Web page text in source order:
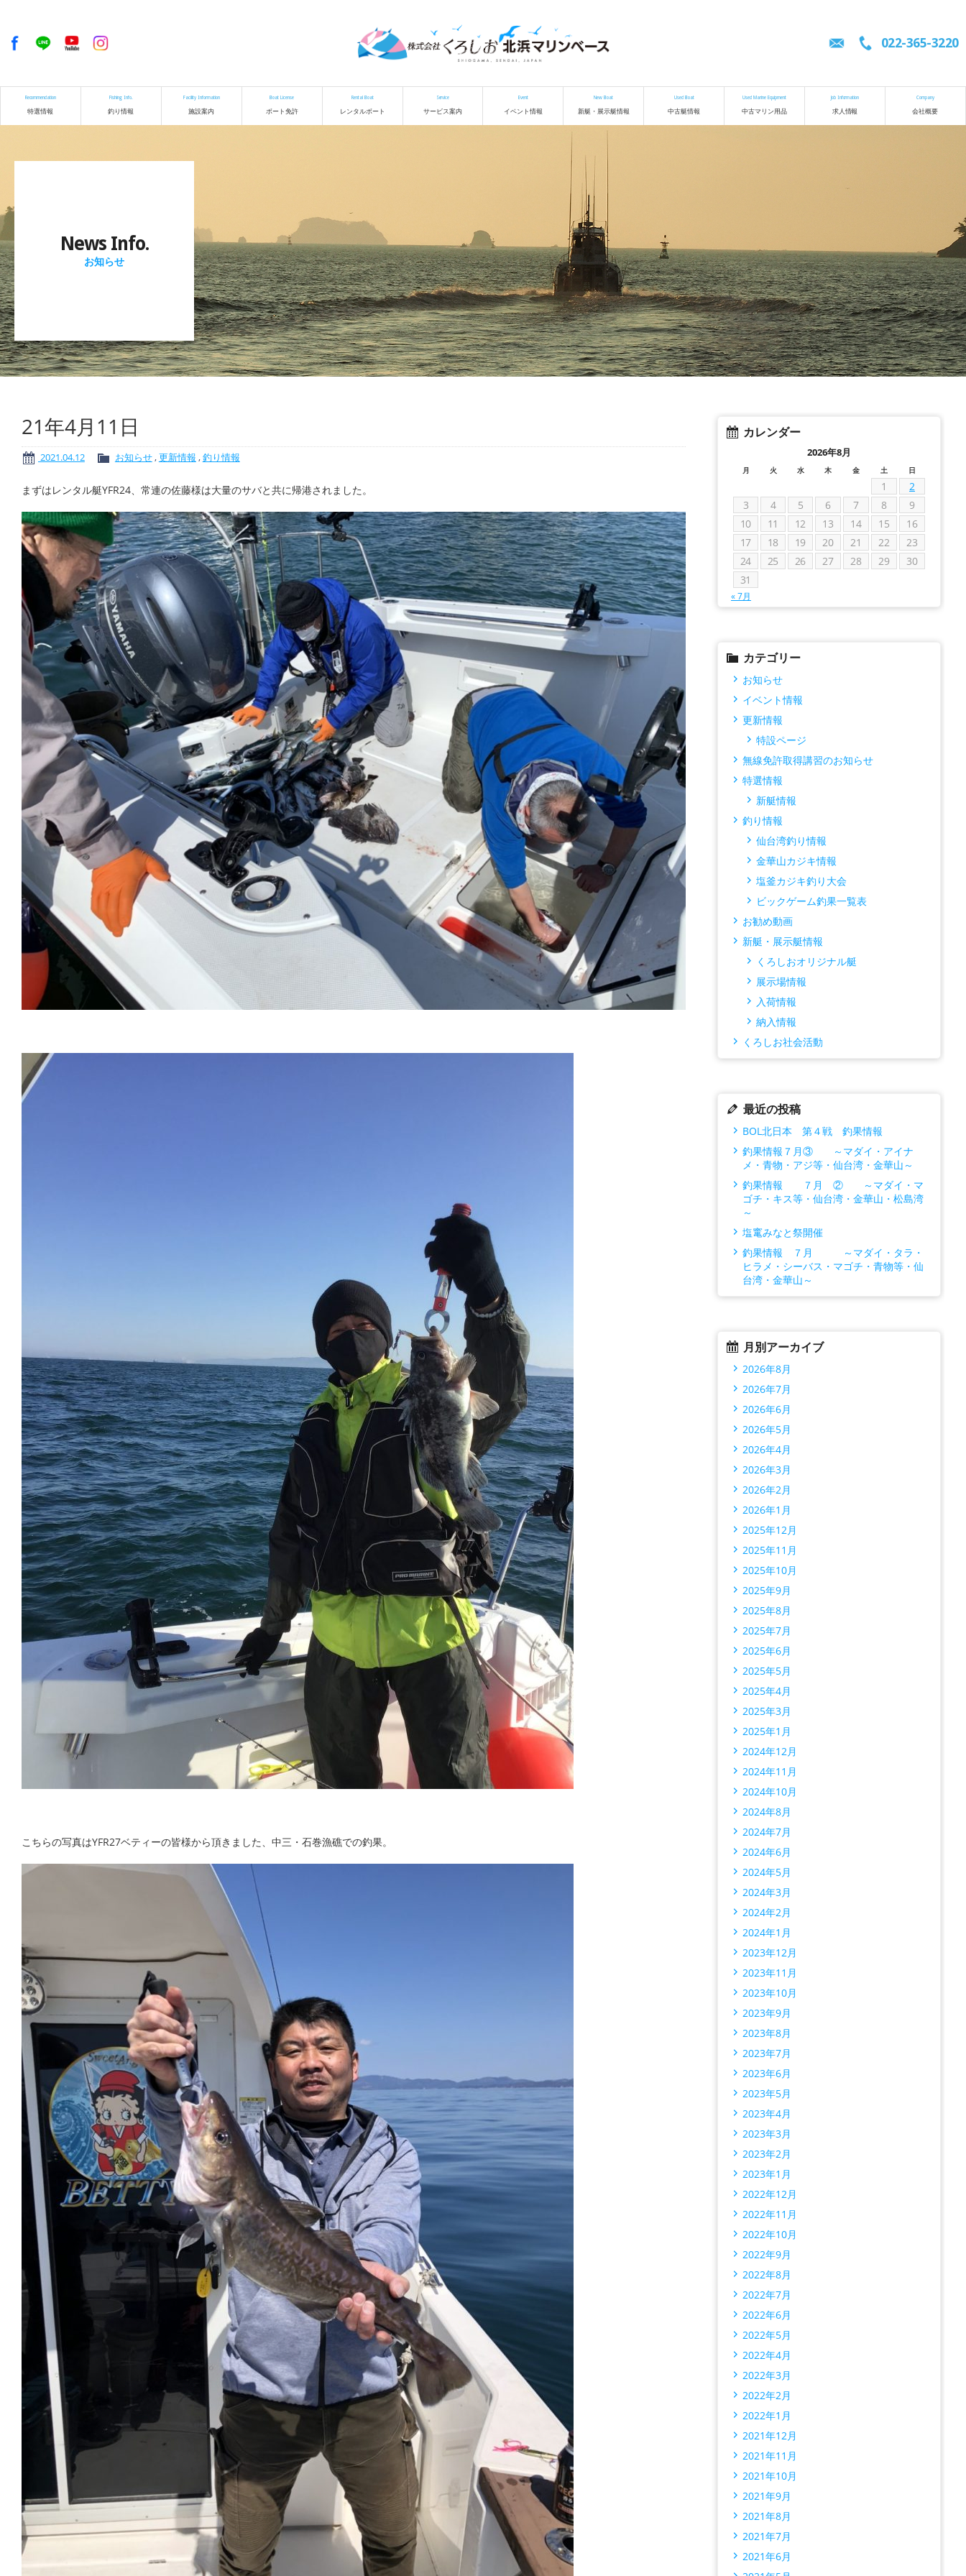
022-365-3220
Recommendation
特選情報
Fishing Info.
釣り情報
Facility Information
施設案内
Boat License
ボート免許
Rental Boat
レンタルボート
Service
サービス案内
Event
イベント情報
New Boat
新艇・展示艇情報
Used Boat
中古艇情報
Used Marine Equipment
中古マリン用品
Job Information
求人情報
Company
会社概要
News Info.
お知らせ
21年4月11日
2021.04.12 お知らせ,更新情報 ,釣り情報
まずはレンタル艇YFR24、常連の佐藤様は大量のサバと共に帰港されました。
こちらの写真はYFR27ベティーの皆様から頂きました、中三・石巻漁礁での釣果。
カレンダー
2026年8月
月 火 水 木 金 土 日
1
2
3
4 5 6 7 8
9
10
11 12 13 14 15
16
17
18 19 20 21 22
23
24
25 26 27 28 29
30
31
« 7月
カテゴリー
お知らせ
イベント情報
更新情報
特設ページ
無線免許取得講習のお知らせ
特選情報
新艇情報
釣り情報
仙台湾釣り情報
金華山カジキ情報
塩釜カジキ釣り大会
ビックゲーム釣果一覧表
お勧め動画
新艇・展示艇情報
くろしおオリジナル艇
展示場情報
入荷情報
納入情報
くろしお社会活動
最近の投稿
BOL北日本 第４戦 釣果情報
釣果情報７月③ ～マダイ・アイナ
メ・青物・アジ等・仙台湾・金華山～
釣果情報 ７月 ② ～マダイ・マ
ゴチ・キス等・仙台湾・金華山・松島湾
～
塩竃みなと祭開催
釣果情報 ７月 ～マダイ・タラ・
ヒラメ・シーバス・マゴチ・青物等・仙
台湾・金華山～
月別アーカイブ
2026年8月
2026年7月
2026年6月
2026年5月
2026年4月
2026年3月
2026年2月
2026年1月
2025年12月
2025年11月
2025年10月
2025年9月
2025年8月
2025年7月
2025年6月
2025年5月
2025年4月
2025年3月
2025年1月
2024年12月
2024年11月
2024年10月
2024年8月
2024年7月
2024年6月
2024年5月
2024年3月
2024年2月
2024年1月
2023年12月
2023年11月
2023年10月
2023年9月
2023年8月
2023年7月
2023年6月
2023年5月
2023年4月
2023年3月
2023年2月
2023年1月
2022年12月
2022年11月
2022年10月
2022年9月
2022年8月
2022年7月
2022年6月
2022年5月
2022年4月
2022年3月
2022年2月
2022年1月
2021年12月
2021年11月
2021年10月
2021年9月
2021年8月
2021年7月
2021年6月